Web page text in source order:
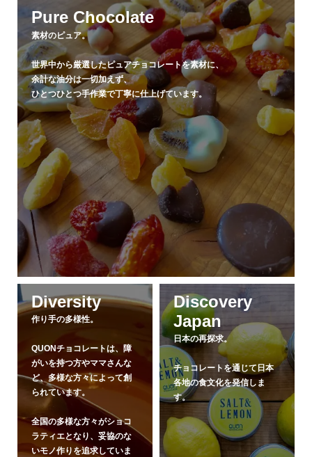
Pure Chocolate
素材のピュア。
世界中から厳選したピュアチョコレートを素材に、
余計な油分は一切加えず、
ひとつひとつ手作業で丁寧に仕上げています。
Diversity
作り手の多様性。
QUONチョコレートは、障
がいを持つ方やママさんな
ど、多様な方々によって創
られています。
全国の多様な方々がショコ
ラティエとなり、妥協のな
いモノ作りを追求していま
Discovery
Japan
日本の再探求。
チョコレートを通じて日本
各地の食文化を発信しま
す。